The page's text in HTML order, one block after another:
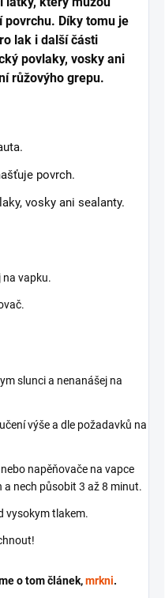
Díky tomu je
lak i další části
povlaky, vosky ani
růžovýho grepu.
povrch.
vosky ani sealanty.
na vapku.
slunci a nenanášej na
výše a dle požadavků na
nebo napěňovače na vapce
nech působit 3 až 8 minut.
vysokym tlakem.
o tom článek,mrkni.